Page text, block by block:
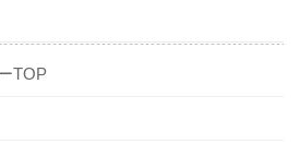
認する
、まずは動作状況を確認しましょ
か、不具合は起きていないかな
績は京都・滋賀トップクラ
クションやフリマアプリをチェック
種類の洗濯機が出品されていま
機を出品する場合、落札されたと
け手間と時間をかけたくない方
TOP